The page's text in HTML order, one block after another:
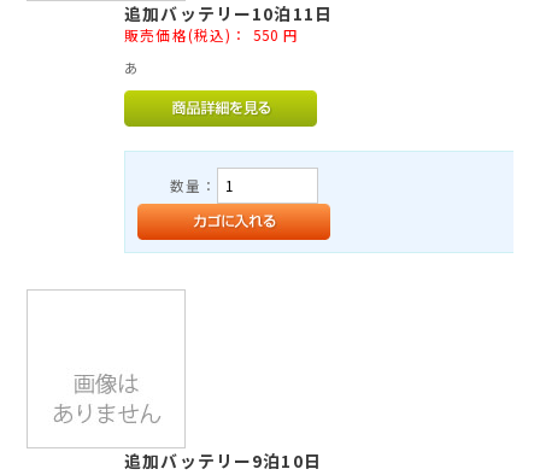
追加バッテリー10泊11日
販売価格(税込)： 550 円
あ
数量：
追加バッテリー9泊10日